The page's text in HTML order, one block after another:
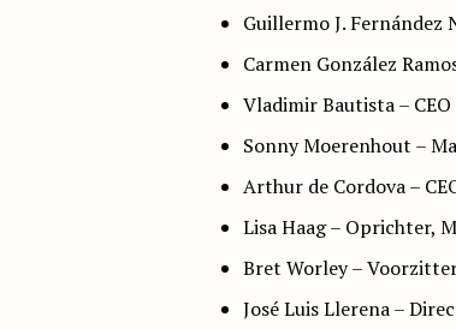
Guillermo J. Fernández
Carmen González
Vladimir Bautista –
Sonny Moerenhout –
Arthur de Cordova –
Lisa Haag – Oprichter,
Bret Worley –
José Luis Llerena –